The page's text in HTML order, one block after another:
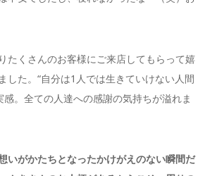
たくさんのお客様にご来店してもらって嬉
した。“自分は1人では生きていけない人間
感。全ての人達への感謝の気持ちが溢れま
いがかたちとなったかけがえのない瞬間だ